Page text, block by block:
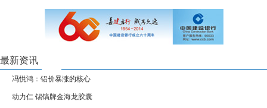
最新资讯
冯悦鸿：铝价暴涨的核心
动力仁 锡镐牌金海龙胶囊